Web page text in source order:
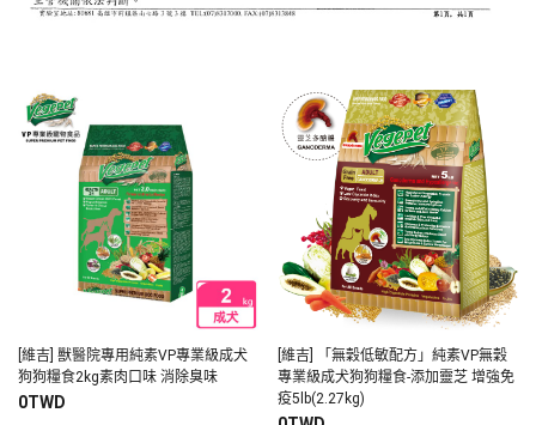
[維吉] 獸醫院專用純素VP專業級成犬
狗狗糧食2kg素肉口味 消除臭味
0TWD
[維吉] 「無穀低敏配方」純素VP無穀
專業級成犬狗狗糧食-添加靈芝 增強免
疫5lb(2.27kg)